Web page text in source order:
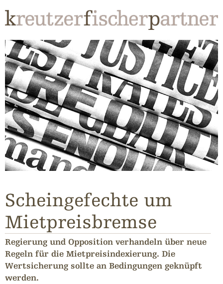
Scheingefechte um
Mietpreisbremse
Regierung und Opposition verhandeln über neue
Regeln für die Mietpreisindexierung. Die
Wertsicherung sollte an Bedingungen geknüpft
werden.